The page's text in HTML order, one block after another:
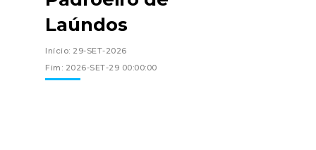
Laúndos
Início: 29-SET-2026
Fim: 2026-SET-29 00:00:00